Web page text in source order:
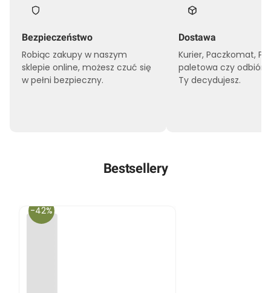
Bezpieczeństwo
Robiąc zakupy w naszym
sklepie online, możesz czuć się
w pełni bezpieczny.
Dostawa
Kurier, Paczkomat,
paletowa czy odbiór
Ty decydujesz.
Bestsellery
-42%